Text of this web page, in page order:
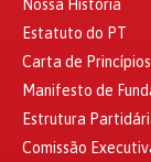
Nossa História
Estatuto do PT
Carta de
Manifesto de
Estrutura
Comissão